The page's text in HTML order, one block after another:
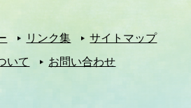
リンク集
サイトマップ
いて
お問い合わせ